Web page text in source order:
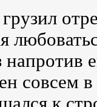
напротив
совсем